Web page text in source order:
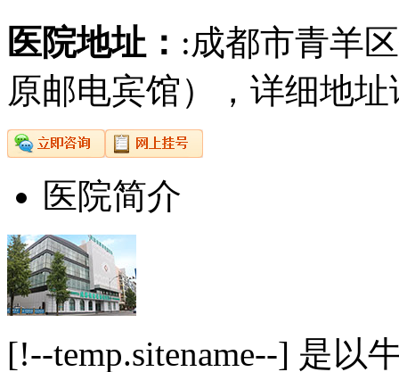
医院地址： :成都市青羊
原邮电宾馆），详细地
医院简介
[!--temp.sitename--] 是以